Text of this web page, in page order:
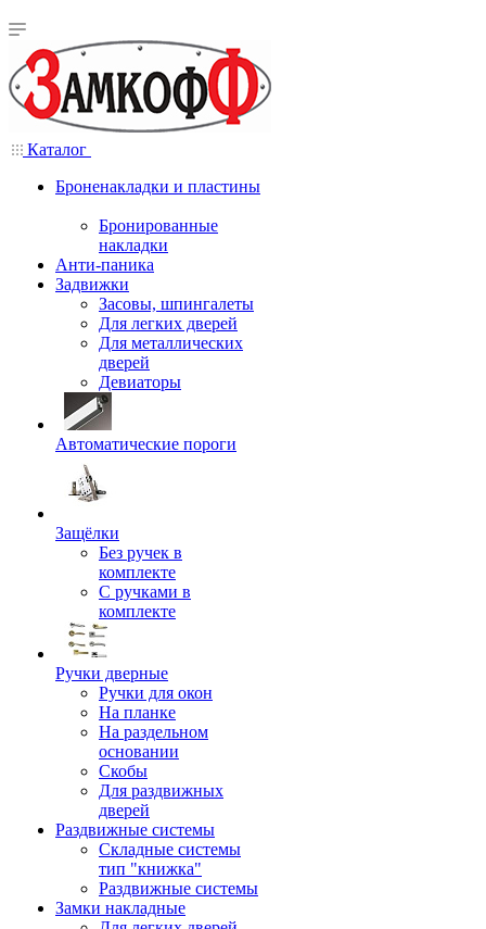
Каталог
Броненакладки и пластины
Бронированные
накладки
Анти-паника
Задвижки
Засовы, шпингалеты
Для легких дверей
Для металлических
дверей
Девиаторы
Автоматические пороги
Защёлки
Без ручек в
комплекте
С ручками в
комплекте
Ручки дверные
Ручки для окон
На планке
На раздельном
основании
Скобы
Для раздвижных
дверей
Раздвижные системы
Складные системы
тип "книжка"
Раздвижные системы
Замки накладные